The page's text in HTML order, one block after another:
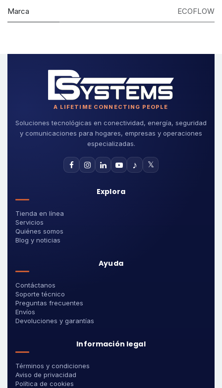
Marca ECOFLOW
A LIFETIME CONNECTING PEOPLE
Soluciones tecnológicas en conectividad, energía, seguridad
y comunicaciones para hogares, empresas y operaciones
especializadas.
♪ 𝕏
Explora
Tienda en línea
Servicios
Quiénes somos
Blog y noticias
Ayuda
Contáctanos
Soporte técnico
Preguntas frecuentes
Envíos
Devoluciones y garantías
Información legal
Términos y condiciones
Aviso de privacidad
Política de cookies